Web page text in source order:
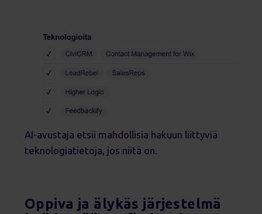
AI-avustaja etsii mahdollisia hakuun liittyviä
teknologiatietoja, jos niitä on.
Oppiva ja älykäs järjestelmä